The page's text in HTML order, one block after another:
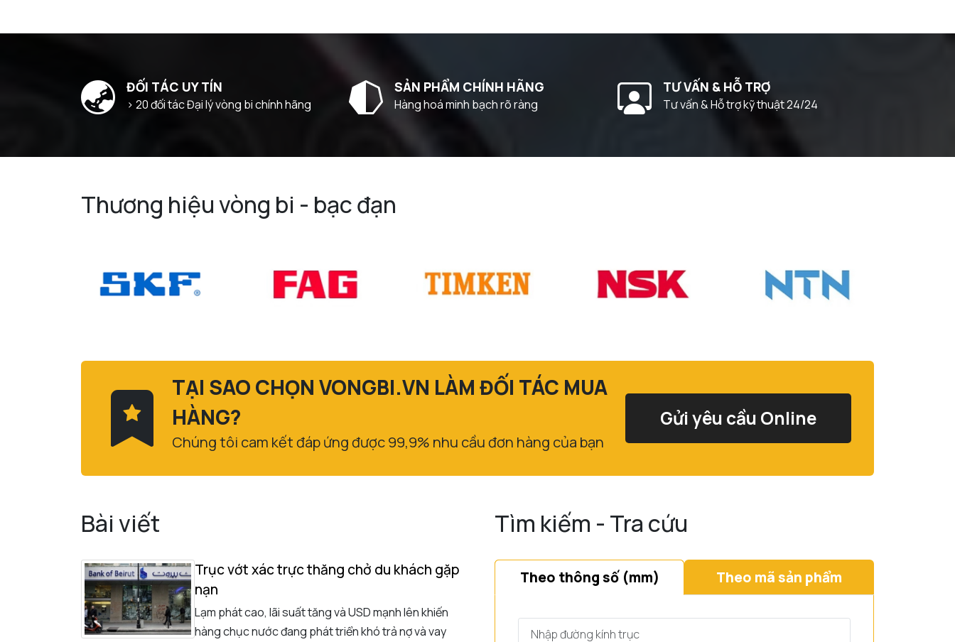
ĐỐI TÁC UY TÍN
> 20 đối tác Đại lý vòng bi chính hãng
SẢN PHẨM CHÍNH HÃNG
Hàng hoá minh bạch rõ ràng
TƯ VẤN & HỖ TRỢ
Tư vấn & Hỗ trợ kỹ thuật 24/24
Thương hiệu vòng bi - bạc đạn
TẠI SAO CHỌN VONGBI.VN LÀM ĐỐI TÁC MUA
HÀNG?
Chúng tôi cam kết đáp ứng được 99,9% nhu cầu đơn hàng của bạn
Gửi yêu cầu Online
Bài viết
Trục vớt xác trực thăng chở du khách gặp
nạn
Lạm phát cao, lãi suất tăng và USD mạnh lên khiến
hàng chục nước đang phát triển khó trả nợ và vay
Tìm kiếm - Tra cứu
Theo thông số (mm) Theo mã sản phẩm